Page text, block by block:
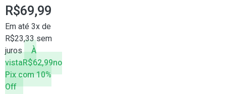
R$69,99
Em até 3x de
R$23,33sem
juros
À
vistaR$62,99no
Pix com 10%
Off